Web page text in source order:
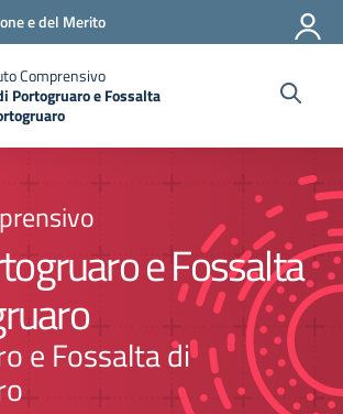
e del Merito
Comprensivo
Portogruaro e Fossalta
e Fossalta
e Fossalta di